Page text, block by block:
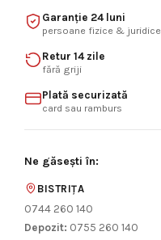
Garanție 24 luni
persoane fizice & juridice
Retur 14 zile
fără griji
Plată securizată
card sau ramburs
Ne găsești în:
BISTRIȚA
0744 260 140
Depozit: 0755 260 140